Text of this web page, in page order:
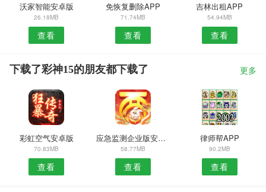
沃家智能安卓版
26.18MB
查看
免恢复删除APP
71.74MB
查看
吉林出租APP
54.94MB
查看
下载了彩神15的朋友都下载了 更多
彩虹空气安卓版
70.83MB
查看
应急监测企业版安卓版
58.77MB
查看
律师帮APP
90.2MB
查看